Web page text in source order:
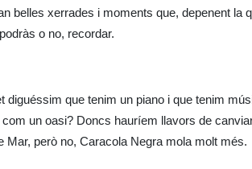
belles xerrades i moments que, depenent la
o no, recordar.
diguéssim que tenim un piano i que tenim
com un oasi? Doncs hauríem llavors de
Mar, però no, Caracola Negra mola molt més.